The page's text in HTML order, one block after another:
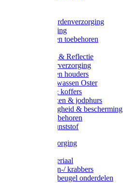
Rapide paardenverzorging
Ruiter kleding
Hoofdstellen toebehoren
Verlichting & Reflectie
Rapide leerverzorging
Likstenen en houders
Poetsen & wassen Oster
Poetssets & koffers
Ruiter laarzen & jodphurs
Ruiter veiligheid & bescherming
Ruiter - toebehoren
Voerbak kunststof
Klauwverzorging
Injectiemateriaal
Hoefmessen-/ krabbers
Hoefbekapbeugel onderdelen